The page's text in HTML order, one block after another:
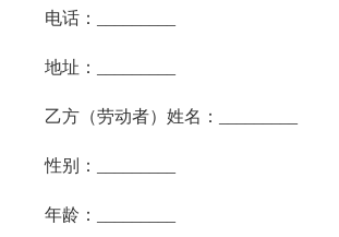
电话：_________
地址：_________
乙方（劳动者）姓名：_________
性别：_________
年龄：_________